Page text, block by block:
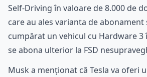
Self-Driving în valoare de 8.000 de
care au ales varianta de abonament
cumpărat un vehicul cu Hardware 3
se abona ulterior la FSD
Musk a menționat că Tesla va oferi